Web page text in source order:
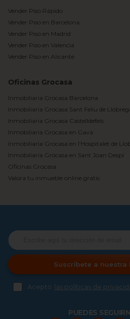
Vender Piso Rápido
Vender Piso en Barcelona
Vender Piso en Madrid
Vender Piso en Valencia
Vender Piso en Alicante
Oficinas Grocasa
Inmobiliaria Grocasa Barcelona
Inmobiliaria Grocasa Sant Feliu de
Inmobiliaria Grocasa Castelldefels
Inmobiliaria Grocasa en Gavà
Inmobiliaria Grocasa en l'Hospitalet de
Inmobiliaria Grocasa en Sant Joan Despí
Oficinas Grocasa
Valora tu inmueble online gratis
Suscríbete a nuestra
Acepto las políticas de
PUEDES